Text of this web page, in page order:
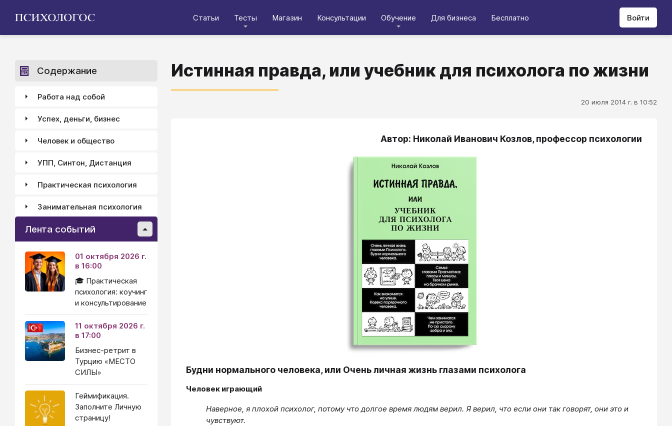
Статьи Тесты Магазин Консультации Обучение Для бизнеса Бесплатно Войти
Истинная правда, или учебник для психолога по жизни
20 июля 2014 г. в 10:52
Автор: Николай Иванович Козлов, профессор психологии
Будни нормального человека, или Очень личная жизнь глазами психолога
Человек играющий
Наверное, я плохой психолог, потому что долгое время людям верил. Я верил, что если они так говорят, они это и
чувствуют.
Содержание
Работа над собой
Успех, деньги, бизнес
Человек и общество
УПП, Синтон, Дистанция
Практическая психология
Занимательная психология
Лента событий
01 октября 2026 г.
в 16:00
🎓 Практическая
психология: коучинг
и консультирование
11 октября 2026 г.
в 17:00
Бизнес-ретрит в
Турцию «МЕСТО
СИЛЫ»
Геймификация.
Заполните Личную
страницу!